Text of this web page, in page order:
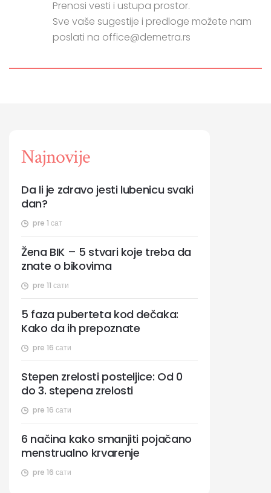
Prenosi vesti i ustupa prostor.
Sve vaše sugestije i predloge možete nam
poslati na office@demetra.rs
Najnovije
pre 1 сат
Da li je zdravo jesti lubenicu svaki
dan?
pre 11 сати
Žena BIK – 5 stvari koje treba da
znate o bikovima
pre 16 сати
5 faza puberteta kod dečaka:
Kako da ih prepoznate
pre 16 сати
Stepen zrelosti posteljice: Od 0
do 3. stepena zrelosti
pre 16 сати
6 načina kako smanjiti pojačano
menstrualno krvarenje